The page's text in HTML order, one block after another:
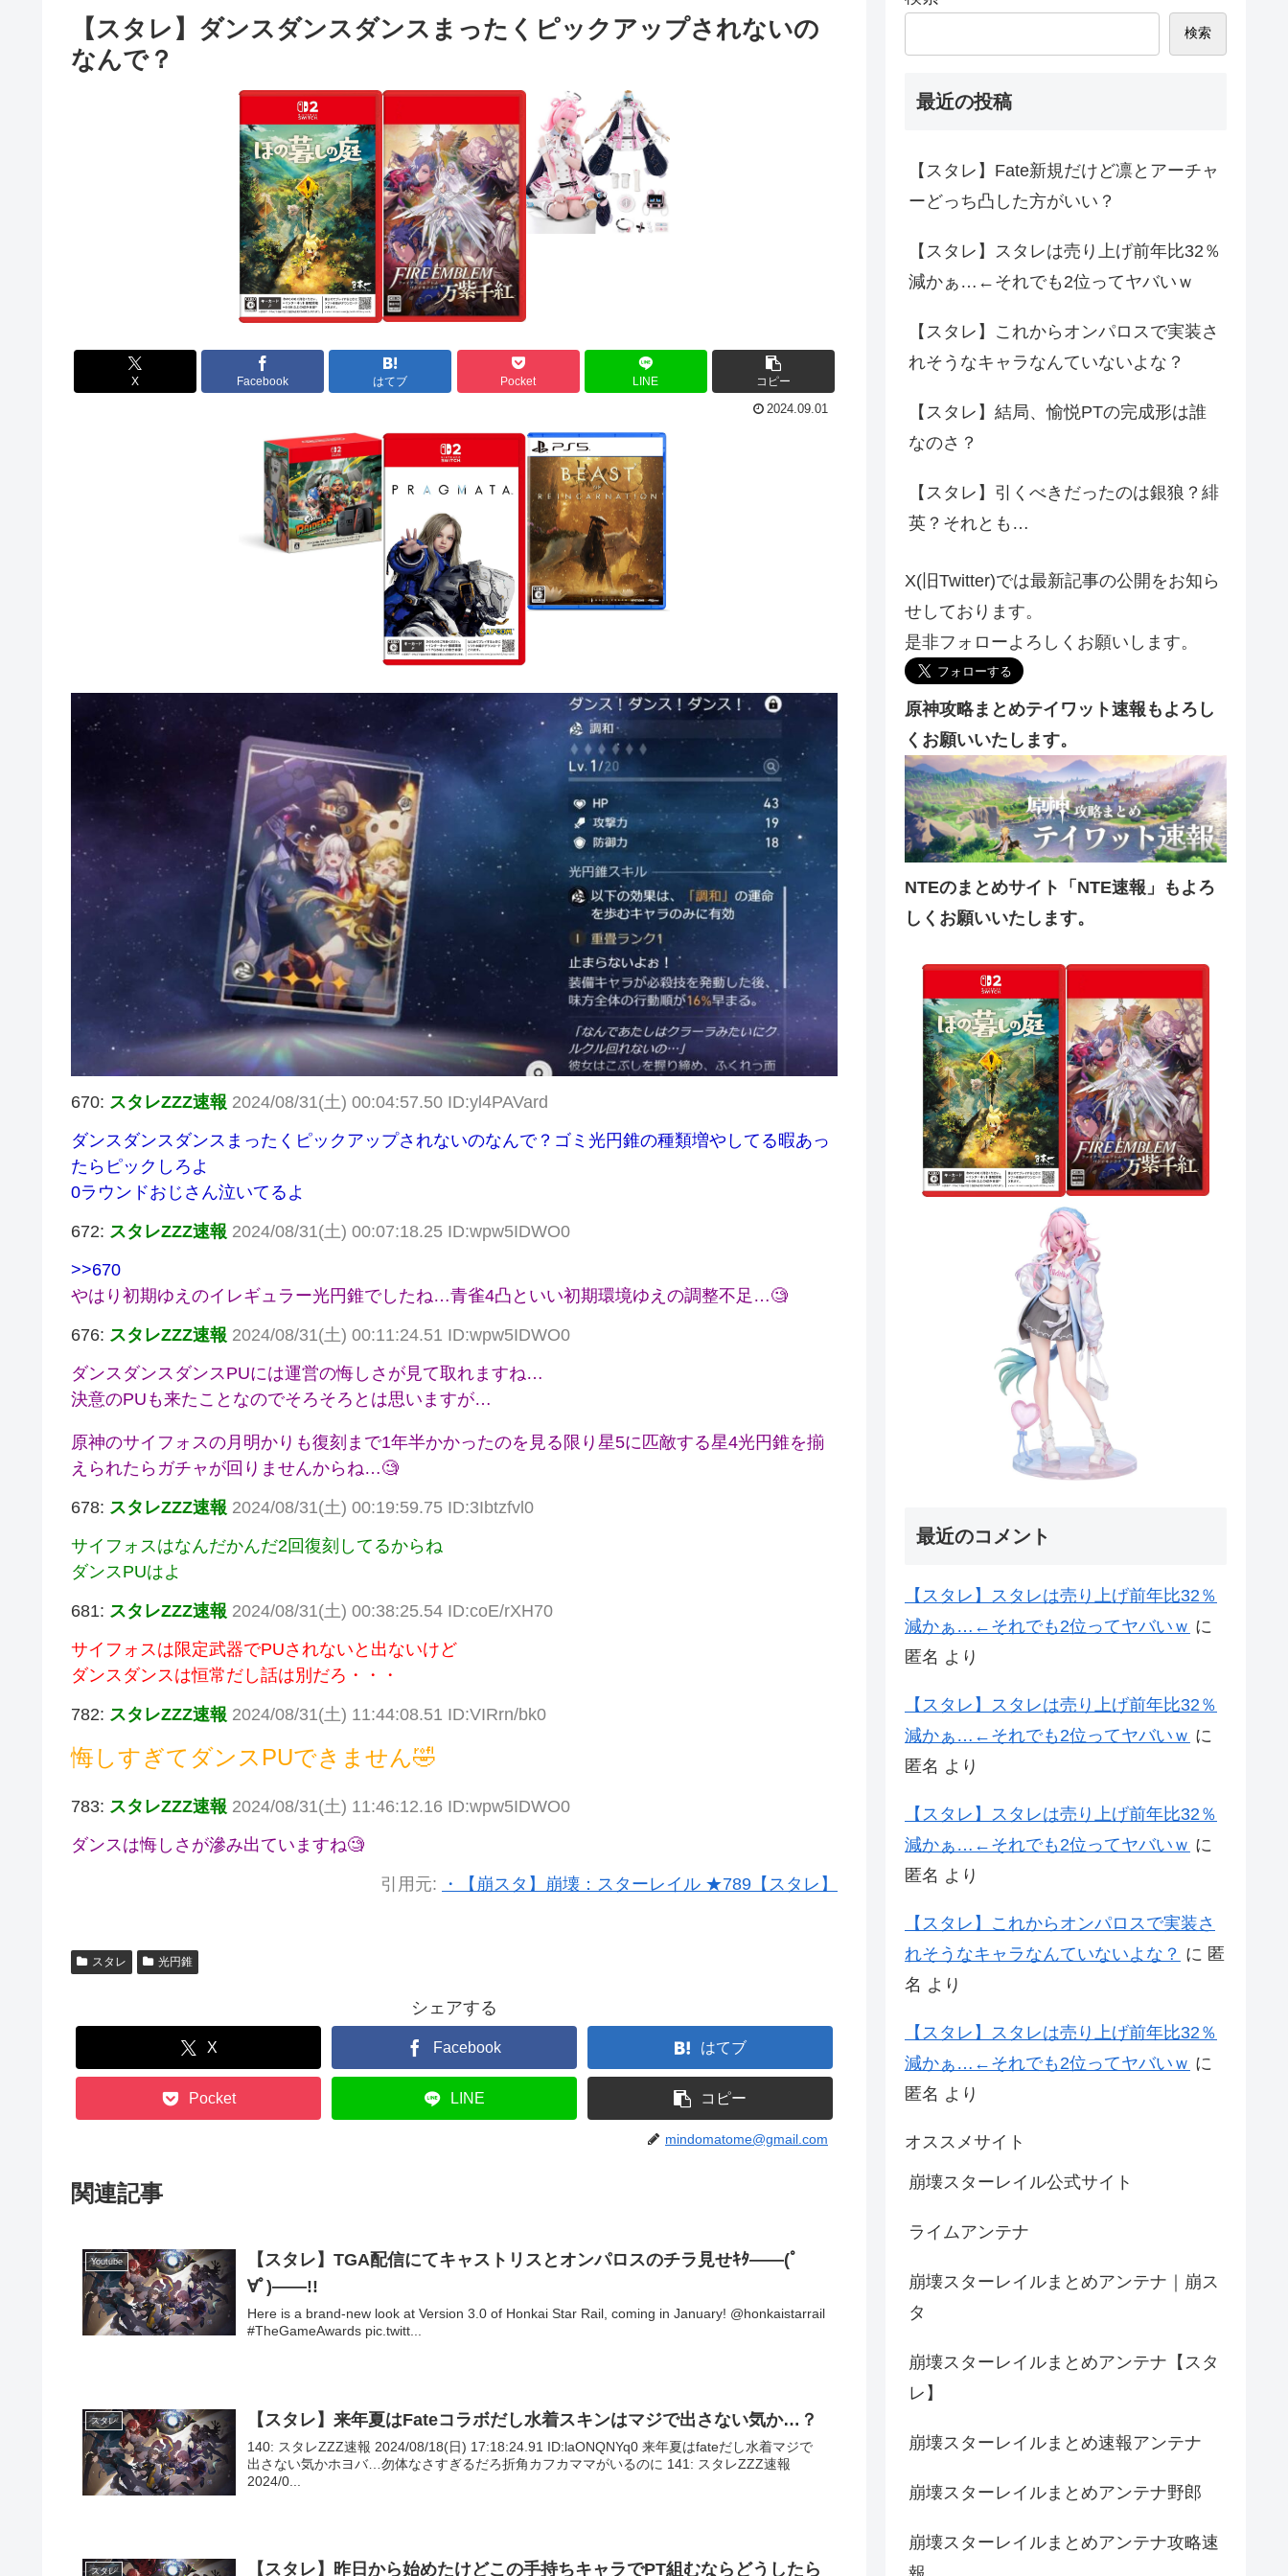
【スタレ】ダンスダンスダンスまったくピックアップされないの
なんで？
X Facebook はてブ Pocket LINE コピー
2024.09.01
670: スタレZZZ速報 2024/08/31(土) 00:04:57.50 ID:yl4PAVard
ダンスダンスダンスまったくピックアップされないのなんで？ゴミ光円錐の種類増やしてる暇あっ
たらピックしろよ
0ラウンドおじさん泣いてるよ
672: スタレZZZ速報 2024/08/31(土) 00:07:18.25 ID:wpw5IDWO0
>>670
やはり初期ゆえのイレギュラー光円錐でしたね…青雀4凸といい初期環境ゆえの調整不足…🧐
676: スタレZZZ速報 2024/08/31(土) 00:11:24.51 ID:wpw5IDWO0
ダンスダンスダンスPUには運営の悔しさが見て取れますね…
決意のPUも来たことなのでそろそろとは思いますが…
原神のサイフォスの月明かりも復刻まで1年半かかったのを見る限り星5に匹敵する星4光円錐を揃
えられたらガチャが回りませんからね…🧐
678: スタレZZZ速報 2024/08/31(土) 00:19:59.75 ID:3Ibtzfvl0
サイフォスはなんだかんだ2回復刻してるからね
ダンスPUはよ
681: スタレZZZ速報 2024/08/31(土) 00:38:25.54 ID:coE/rXH70
サイフォスは限定武器でPUされないと出ないけど
ダンスダンスは恒常だし話は別だろ・・・
782: スタレZZZ速報 2024/08/31(土) 11:44:08.51 ID:VIRrn/bk0
悔しすぎてダンスPUできません🤣
783: スタレZZZ速報 2024/08/31(土) 11:46:12.16 ID:wpw5IDWO0
ダンスは悔しさが滲み出ていますね🧐
引用元: ・【崩スタ】崩壊：スターレイル ★789【スタレ】
スタレ 光円錐
シェアする
X Facebook はてブ
Pocket LINE コピー
mindomatome@gmail.com
関連記事
Youtube
【スタレ】TGA配信にてキャストリスとオンパロスのチラ見せｷﾀ――(ﾟ
∀ﾟ)――!!
Here is a brand-new look at Version 3.0 of Honkai Star Rail, coming in January! @honkaistarrail
#TheGameAwards pic.twitt...
スタレ 【スタレ】来年夏はFateコラボだし水着スキンはマジで出さない気か…？
140: スタレZZZ速報 2024/08/18(日) 17:18:24.91 ID:laONQNYq0 来年夏はfateだし水着マジで
出さない気かホヨバ…勿体なさすぎるだろ折角カフカママがいるのに 141: スタレZZZ速報
2024/0...
スタレ 【スタレ】昨日から始めたけどこの手持ちキャラでPT組むならどうしたら
検索
最近の投稿
【スタレ】Fate新規だけど凛とアーチャ
ーどっち凸した方がいい？
【スタレ】スタレは売り上げ前年比32％
減かぁ…←それでも2位ってヤバいｗ
【スタレ】これからオンパロスで実装さ
れそうなキャラなんていないよな？
【スタレ】結局、愉悦PTの完成形は誰
なのさ？
【スタレ】引くべきだったのは銀狼？緋
英？それとも…
X(旧Twitter)では最新記事の公開をお知ら
せしております。
是非フォローよろしくお願いします。
原神攻略まとめテイワット速報もよろし
くお願いいたします。
NTEのまとめサイト「NTE速報」もよろ
しくお願いいたします。
最近のコメント
【スタレ】スタレは売り上げ前年比32％
減かぁ…←それでも2位ってヤバいｗ に
匿名 より
【スタレ】スタレは売り上げ前年比32％
減かぁ…←それでも2位ってヤバいｗ に
匿名 より
【スタレ】スタレは売り上げ前年比32％
減かぁ…←それでも2位ってヤバいｗ に
匿名 より
【スタレ】これからオンパロスで実装さ
れそうなキャラなんていないよな？ に 匿
名 より
【スタレ】スタレは売り上げ前年比32％
減かぁ…←それでも2位ってヤバいｗ に
匿名 より
オススメサイト
崩壊スターレイル公式サイト
ライムアンテナ
崩壊スターレイルまとめアンテナ｜崩ス
タ
崩壊スターレイルまとめアンテナ【スタ
レ】
崩壊スターレイルまとめ速報アンテナ
崩壊スターレイルまとめアンテナ野郎
崩壊スターレイルまとめアンテナ攻略速